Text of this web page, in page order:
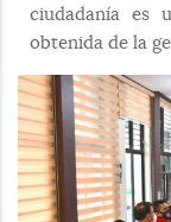
ciudadanía es
obtenida de la